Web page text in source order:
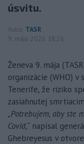
úsvitu.
Autor TASR
9. mája 2026 18:26
Ženeva 9. mája
organizácie (WHO)
Tenerife, že riziko
zasiahnutej
„Potrebujem, aby ste
Covid,“ napísal
Ghebreyesus v